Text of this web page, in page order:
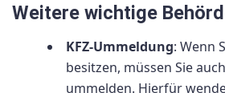
Weitere wichtige
KFZ-Ummeldung: Wenn
besitzen, müssen Sie
ummelden. Hierfür